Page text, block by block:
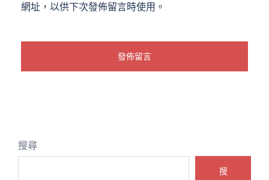
網址，以供下次發佈留言時使用。
搜尋
搜